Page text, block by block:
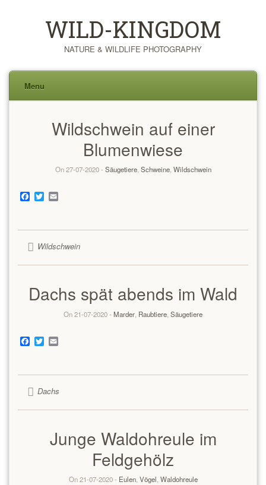
WILD-KINGDOM
NATURE & WILDLIFE PHOTOGRAPHY
Menu
Wildschwein auf einer
Blumenwiese
On 27-07-2020 - Säugetiere, Schweine, Wildschwein
Facebook
TwitterEmail
Wildschwein
Dachs spät abends im Wald
On 21-07-2020 - Marder Raubtiere Säugetiere
Facebook
TwitterEmail
Dachs
Junge Waldohreule im
Feldgehölz
On 21-07-2020 - Eulen, Vögel, Waldohreule